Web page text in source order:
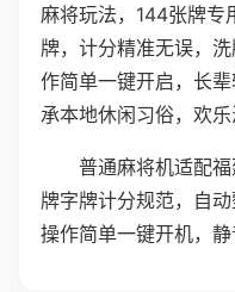
麻将玩法，144张牌专
牌，计分精准无误，
作简单一键开启，长
承本地休闲习俗，欢乐
普通麻将机适配
牌字牌计分规范，自
操作简单一键开机，静